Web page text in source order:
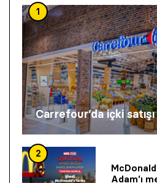
1
Carrefour’da içki
2
Adam’ı